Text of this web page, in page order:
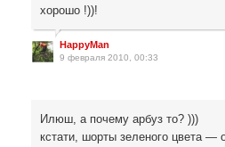
хорошо !))!
HappyMan
9 февраля 2010, 00:33
Илюш, а почему арбуз то? )))
кстати, шорты зеленого цвета —